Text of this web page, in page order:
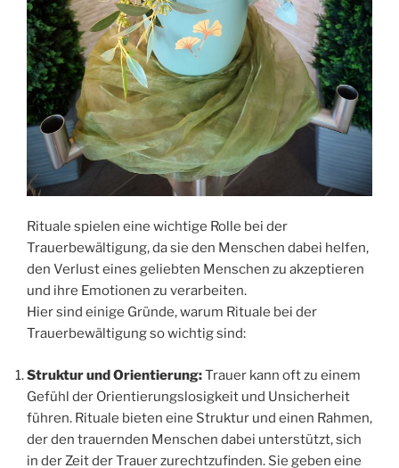
Rituale spielen eine wichtige Rolle bei der
Trauerbewältigung, da sie den Menschen dabei helfen,
den Verlust eines geliebten Menschen zu akzeptieren
und ihre Emotionen zu verarbeiten.
Hier sind einige Gründe, warum Rituale bei der
Trauerbewältigung so wichtig sind:
Struktur und Orientierung:Trauer kann oft zu einem
Gefühl der Orientierungslosigkeit und Unsicherheit
führen. Rituale bieten eine Struktur und einen Rahmen,
der den trauernden Menschen dabei unterstützt, sich
in der Zeit der Trauer zurechtzufinden. Sie geben eine